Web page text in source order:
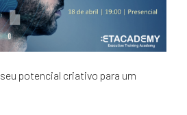
potencial criativo para um